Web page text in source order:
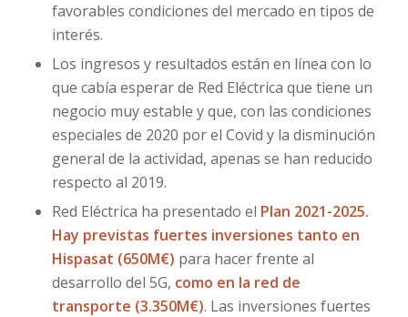
favorables condiciones del mercado en tipos de
interés.
Los ingresos y resultados están en línea con lo
que cabía esperar de Red Eléctrica que tiene un
negocio muy estable y que, con las condiciones
especiales de 2020 por el Covid y la disminución
general de la actividad, apenas se han reducido
respecto al 2019.
Red Eléctrica ha presentado el Plan 2021-2025.
Hay previstas fuertes inversiones tanto en
Hispasat (650M€) para hacer frente al
desarrollo del 5G, como en la red de
transporte (3.350M€). Las inversiones fuertes